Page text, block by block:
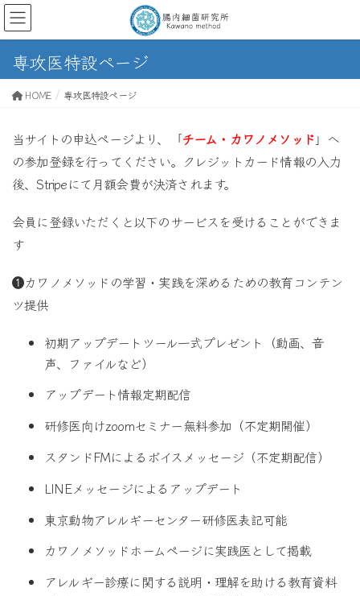
専攻医特設ページ
HOME 専攻医特設ページ
当サイトの申込ページより、「チーム・カワノメソッド 」へ
の参加登録を行ってください。クレジットカード情報の入力
後、Stripeにて月額会費が決済されます。
会員に登録いただくと以下のサービスを受けることができま
す
❶カワノメソッドの学習・実践を深めるための教育コンテン
ツ提供
初期アップデートツール一式プレゼント（動画、音
声、ファイルなど）
アップデート情報定期配信
研修医向けzoomセミナー無料参加（不定期開催）
スタンドFMによるボイスメッセージ（不定期配信）
LINEメッセージによるアップデート
東京動物アレルギーセンター研修医表記可能
カワノメソッドホームページに実践医として掲載
アレルギー診療に関する説明・理解を助ける教育資料